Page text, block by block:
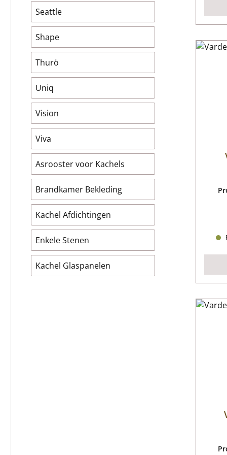
Seattle
Shape
Thurö
Uniq
Vision
Viva
Asrooster voor Kachels
Brandkamer Bekleding
Kachel Afdichtingen
Enkele Stenen
Kachel Glaspanelen